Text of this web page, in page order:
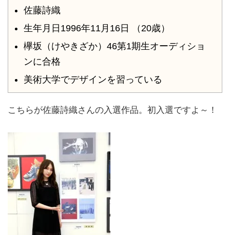
佐藤詩織
生年月日1996年11月16日 （20歳）
欅坂（けやきざか）46第1期生オーディショ
ンに合格
美術大学でデザインを習っている
こちらが佐藤詩織さんの入選作品。初入選ですよ～！